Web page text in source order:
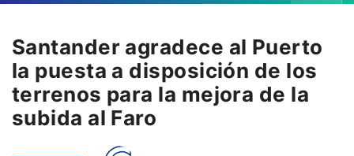
Santander agradece al Puerto
la puesta a disposición de los
terrenos para la mejora de la
subida al Faro